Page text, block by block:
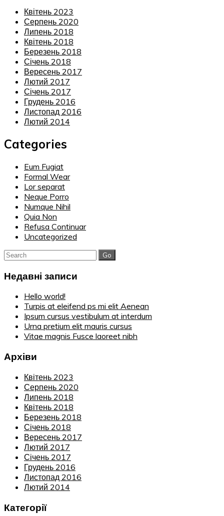
Квітень 2023
Серпень 2020
Липень 2018
Квітень 2018
Березень 2018
Січень 2018
Вересень 2017
Лютий 2017
Січень 2017
Грудень 2016
Листопад 2016
Лютий 2014
Categories
Eum Fugiat
Formal Wear
Lor separat
Neque Porro
Numque Nihil
Quia Non
Refusa Continuar
Uncategorized
Search
for:
Недавні записи
Hello world!
Turpis at eleifend ps mi elit Aenean
Ipsum cursus vestibulum at interdum
Urna pretium elit mauris cursus
Vitae magnis Fusce laoreet nibh
Архіви
Квітень 2023
Серпень 2020
Липень 2018
Квітень 2018
Березень 2018
Січень 2018
Вересень 2017
Лютий 2017
Січень 2017
Грудень 2016
Листопад 2016
Лютий 2014
Категорії